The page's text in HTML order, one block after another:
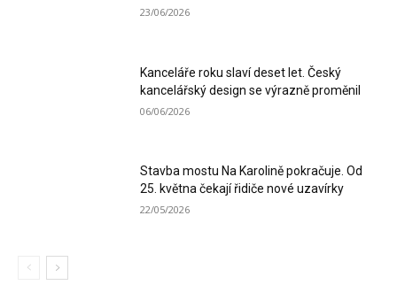
23/06/2026
Kanceláře roku slaví deset let. Český
kancelářský design se výrazně proměnil
06/06/2026
Stavba mostu Na Karolině pokračuje. Od
25. května čekají řidiče nové uzavírky
22/05/2026